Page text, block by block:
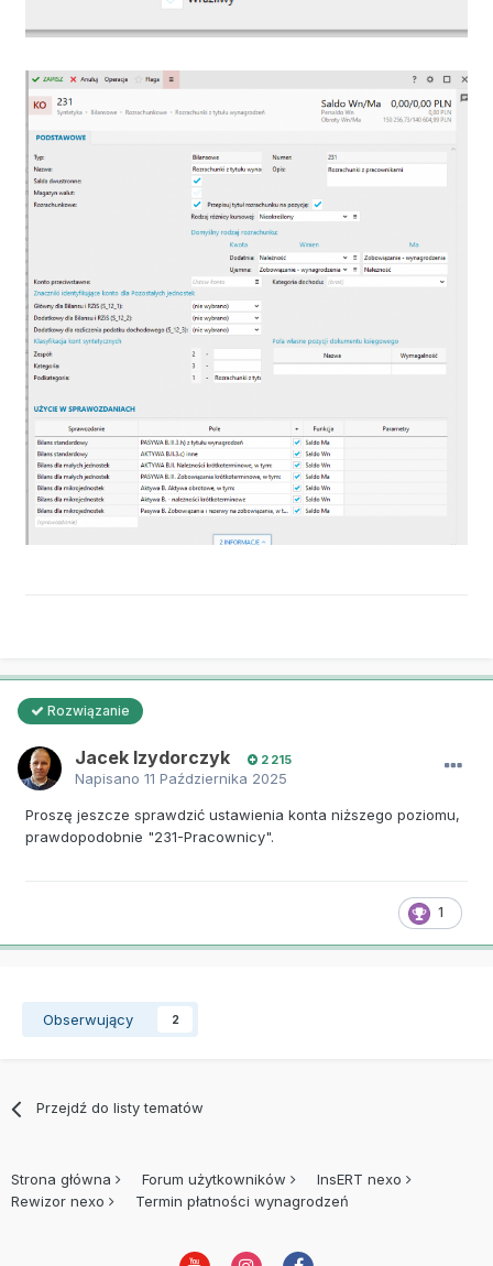
Rozwiązanie
Jacek Izydorczyk 2 215
Napisano 11 Października 2025
Proszę jeszcze sprawdzić ustawienia konta niższego poziomu,
prawdopodobnie "231-Pracownicy".
1
Obserwujący 2
Przejdź do listy tematów
Strona główna Forum użytkowników
InsERT nexo
Rewizor nexo
Termin płatności wynagrodzeń